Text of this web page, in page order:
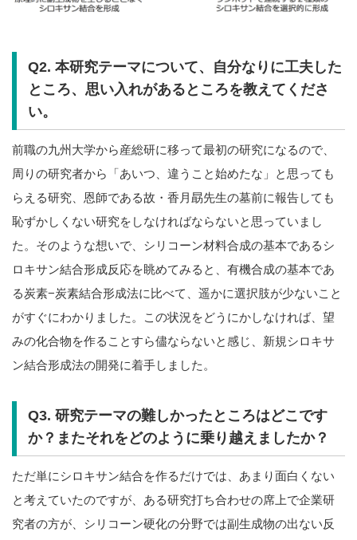
Q2. 本研究テーマについて、自分なりに工夫した
ところ、思い入れがあるところを教えてくださ
い。
前職の九州大学から産総研に移って最初の研究になるので、
周りの研究者から「あいつ、違うこと始めたな」と思っても
らえる研究、恩師である故・香月勗先生の墓前に報告しても
恥ずかしくない研究をしなければならないと思っていまし
た。そのような想いで、シリコーン材料合成の基本であるシ
ロキサン結合形成反応を眺めてみると、有機合成の基本であ
る炭素−炭素結合形成法に比べて、遥かに選択肢が少ないこと
がすぐにわかりました。この状況をどうにかしなければ、望
みの化合物を作ることすら儘ならないと感じ、新規シロキサ
ン結合形成法の開発に着手しました。
Q3. 研究テーマの難しかったところはどこです
か？またそれをどのように乗り越えましたか？
ただ単にシロキサン結合を作るだけでは、あまり面白くない
と考えていたのですが、ある研究打ち合わせの席上で企業研
究者の方が、シリコーン硬化の分野では副生成物の出ない反